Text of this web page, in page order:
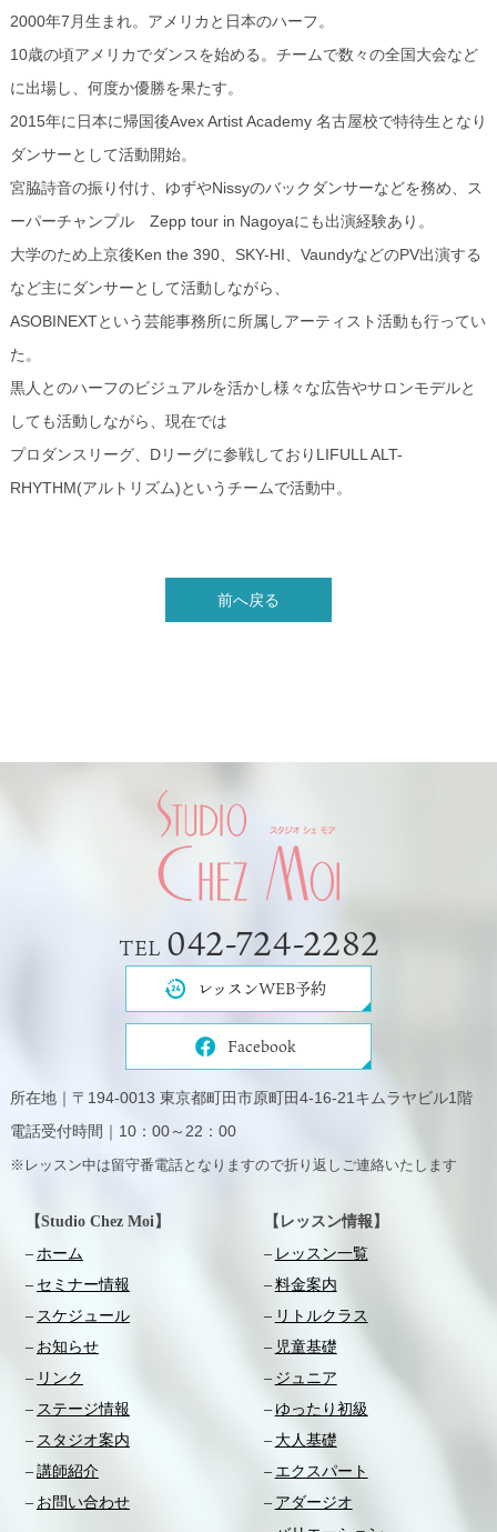
2000年7月生まれ。アメリカと日本のハーフ。
10歳の頃アメリカでダンスを始める。チームで数々の全国大会など
に出場し、何度か優勝を果たす。
2015年に日本に帰国後Avex Artist Academy 名古屋校で特待生となり
ダンサーとして活動開始。
宮脇詩音の振り付け、ゆずやNissyのバックダンサーなどを務め、ス
ーパーチャンプル Zepp tour in Nagoyaにも出演経験あり。
大学のため上京後Ken the 390、SKY-HI、VaundyなどのPV出演する
など主にダンサーとして活動しながら、
ASOBINEXTという芸能事務所に所属しアーティスト活動も行ってい
た。
黒人とのハーフのビジュアルを活かし様々な広告やサロンモデルと
しても活動しながら、現在では
プロダンスリーグ、Dリーグに参戦しておりLIFULL ALT-
RHYTHM(アルトリズム)というチームで活動中。
前へ戻る
TEL 042-724-2282
レッスンWEB予約
Facebook
所在地｜〒194-0013 東京都町田市原町田4-16-21キムラヤビル1階
電話受付時間｜10：00～22：00
※レッスン中は留守番電話となりますので折り返しご連絡いたします
【Studio Chez Moi】
ホーム
セミナー情報
スケジュール
お知らせ
リンク
ステージ情報
スタジオ案内
講師紹介
お問い合わせ
【レッスン情報】
レッスン一覧
料金案内
リトルクラス
児童基礎
ジュニア
ゆったり初級
大人基礎
エクスパート
アダージオ